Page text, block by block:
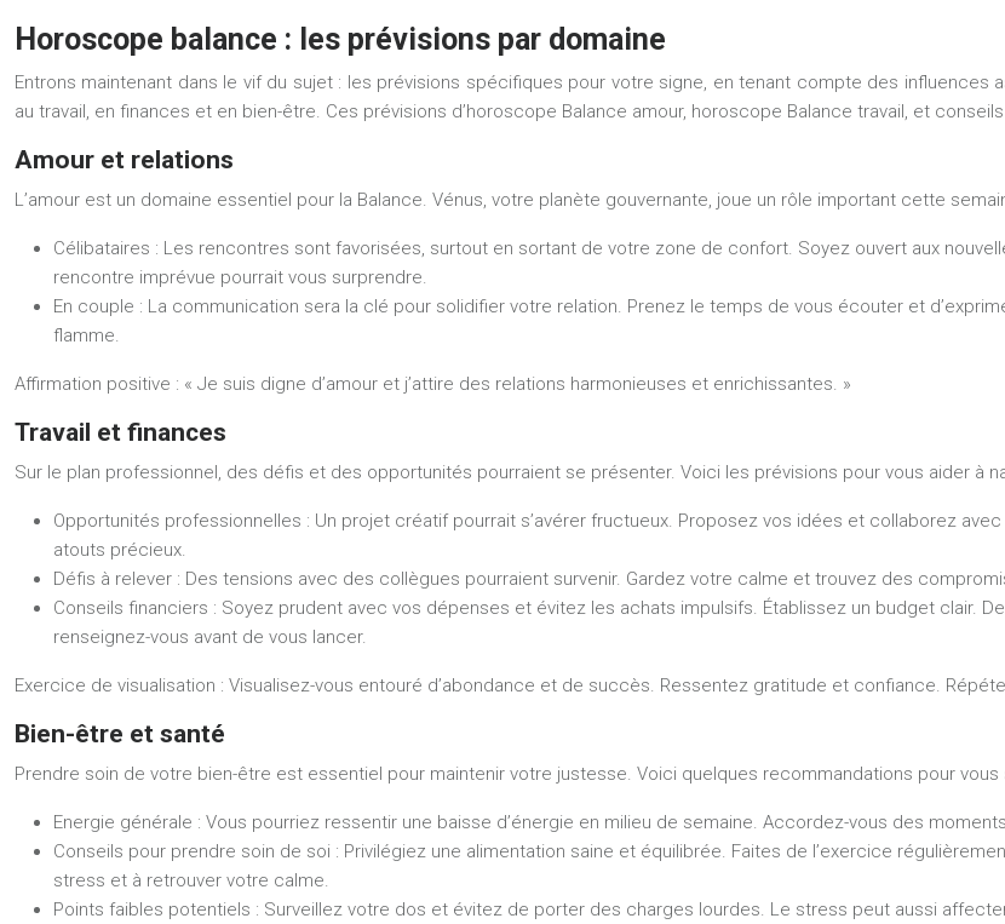
Horoscope balance : les prévisions par domaine
Entrons maintenant dans le vif du sujet : les prévisions spécifiques pour votre signe, en tenant compte des
au travail, en finances et en bien-être. Ces prévisions d’horoscope Balance amour, horoscope Balance travail, et
Amour et relations
L’amour est un domaine essentiel pour la Balance. Vénus, votre planète gouvernante, joue un rôle important cette
Célibataires : Les rencontres sont favorisées, surtout en sortant de votre zone de confort. Soyez ouvert aux
rencontre imprévue pourrait vous surprendre.
En couple : La communication sera la clé pour solidifier votre relation. Prenez le temps de vous écouter et
flamme.
Affirmation positive : « Je suis digne d’amour et j’attire des relations harmonieuses et enrichissantes. »
Travail et finances
Sur le plan professionnel, des défis et des opportunités pourraient se présenter. Voici les prévisions pour vous aider à
Opportunités professionnelles : Un projet créatif pourrait s’avérer fructueux. Proposez vos idées et collaborez
atouts précieux.
Défis à relever : Des tensions avec des collègues pourraient survenir. Gardez votre calme et trouvez des
Conseils financiers : Soyez prudent avec vos dépenses et évitez les achats impulsifs. Établissez un budget clair.
renseignez-vous avant de vous lancer.
Exercice de visualisation : Visualisez-vous entouré d’abondance et de succès. Ressentez gratitude et confiance.
Bien-être et santé
Prendre soin de votre bien-être est essentiel pour maintenir votre justesse. Voici quelques recommandations pour
Energie générale : Vous pourriez ressentir une baisse d’énergie en milieu de semaine. Accordez-vous des
Conseils pour prendre soin de soi : Privilégiez une alimentation saine et équilibrée. Faites de l’exercice
stress et à retrouver votre calme.
Points faibles potentiels : Surveillez votre dos et évitez de porter des charges lourdes. Le stress peut aussi